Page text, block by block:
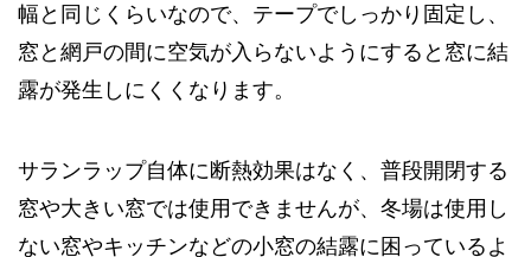
幅と同じくらいなので、テープでしっかり固定し、
窓と網戸の間に空気が入らないようにすると窓に結
露が発生しにくくなります。
サランラップ自体に断熱効果はなく、普段開閉する
窓や大きい窓では使用できませんが、冬場は使用し
ない窓やキッチンなどの小窓の結露に困っているよ